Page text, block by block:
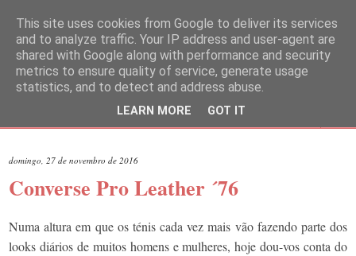
domingo, 27 de novembro de 2016
Converse Pro Leather ´76
Numa altura em que os ténis cada vez mais vão fazendo parte dos
looks diários de muitos homens e mulheres, hoje dou-vos conta do
This site uses cookies from Google to deliver its services
and to analyze traffic. Your IP address and user-agent are
shared with Google along with performance and security
metrics to ensure quality of service, generate usage
statistics, and to detect and address abuse.
LEARN MORE GOT IT